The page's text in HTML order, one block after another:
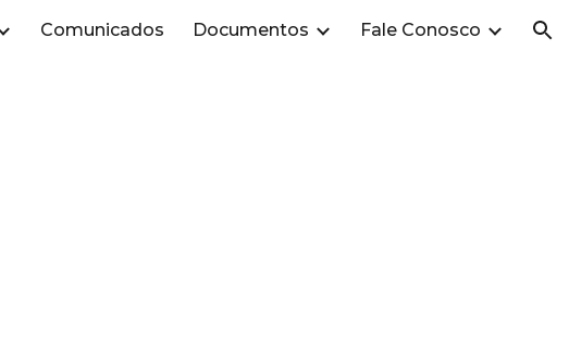
navigation
Comunicados Documentos Fale Conosco